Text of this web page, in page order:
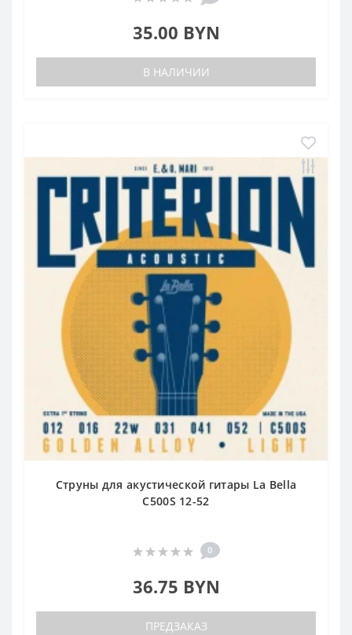
35.00 BYN
В НАЛИЧИИ
Cтруны для акустической гитары La Bella
C500S 12-52
0
36.75 BYN
ПРЕДЗАКАЗ